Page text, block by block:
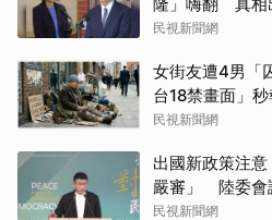
民視新聞網
女街友遭4男「
台18禁畫面」
民視新聞網
出國新政策注
嚴審」 陸委會
民視新聞網